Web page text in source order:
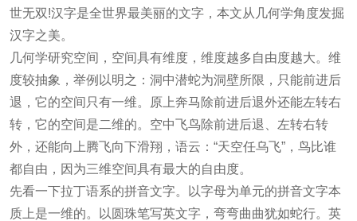
世无双!汉字是全世界最美丽的文字，本文从几何学角度发掘
汉字之美。
几何学研究空间，空间具有维度，维度越多自由度越大。维
度较抽象，举例以明之：洞中潜蛇为洞壁所限，只能前进后
退，它的空间只有一维。原上奔马除前进后退外还能左转右
转，它的空间是二维的。空中飞鸟除前进后退、左转右转
外，还能向上腾飞向下滑翔，语云：“天空任乌飞”，鸟比谁
都自由，因为三维空间具有最大的自由度。
先看一下拉丁语系的拼音文字。以字母为单元的拼音文字本
质上是一维的。以圆珠笔写英文字，弯弯曲曲犹如蛇行。英